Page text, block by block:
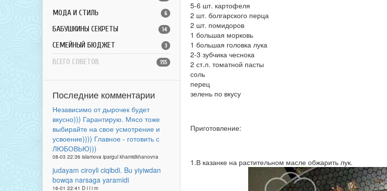
МОДА И СТИЛЬ 6
БАБУШКИНЫ СЕКРЕТЫ 14
СЕМЕЙНЫЙ БЮДЖЕТ 3
ВСЕГО СОВЕТОВ 155
Последние комментарии
Независимо от дырочек будет
вкусно))) Гарантирую. Мясо тоже
выбирайте на свое усмотрение и
усвоение)))) Главное - готовить с
ЛЮБОВЬЮ)))
08-03 22:36 islamova ipargul khamidkhanovna
judayam ciroyli ciqibdi. Bu yiyiwdan
bowqa narsaga yaramidi
16-01 22:41 D i l i m
5-6 шт. картофеля
2 шт. болгарского перца
2 шт. помидоров
1 большая морковь
1 большая головка лука
2-3 зубчика чеснока
2 ст.л. томатной пасты
соль
перец
зелень по вкусу
Приготовление:
1.В казанке на растительном масле обжарить лук.